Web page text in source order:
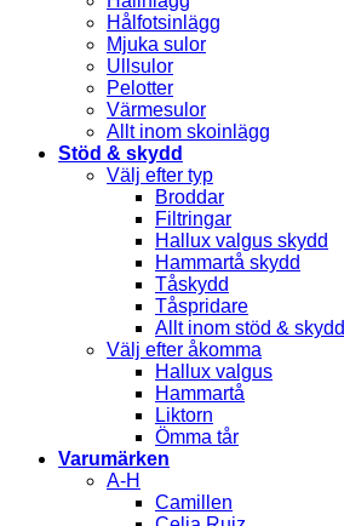
Hålfotsinlägg
Mjuka sulor
Ullsulor
Pelotter
Värmesulor
Allt inom skoinlägg
Stöd & skydd
Välj efter typ
Broddar
Filtringar
Hallux valgus skydd
Hammartå skydd
Tåskydd
Tåspridare
Allt inom stöd & skydd
Välj efter åkomma
Hallux valgus
Hammartå
Liktorn
Ömma tår
Varumärken
A-H
Camillen